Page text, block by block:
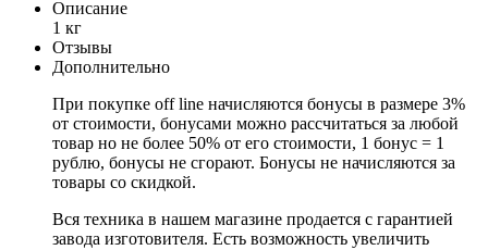
Описание
1 кг
Отзывы
Дополнительно
При покупке off line начисляются бонусы в размере 3%
от стоимости, бонусами можно рассчитаться за любой
товар но не более 50% от его стоимости, 1 бонус = 1
рублю, бонусы не сгорают. Бонусы не начисляются за
товары со скидкой.
Вся техника в нашем магазине продается с гарантией
завода изготовителя. Есть возможность увеличить